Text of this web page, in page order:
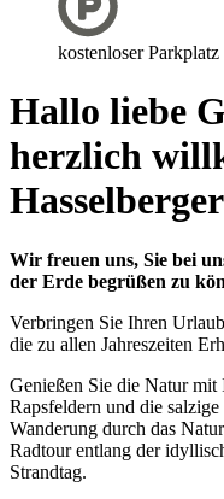
kostenloser Parkplatz
Hallo liebe
herzlich
Wir freuen uns, Sie bei
der Erde begrüßen zu
Verbringen Sie Ihren
die zu allen Jahreszeiten
Genießen Sie die Natur
Rapsfeldern und die
Wanderung durch das
Radtour entlang der
Strandtag.